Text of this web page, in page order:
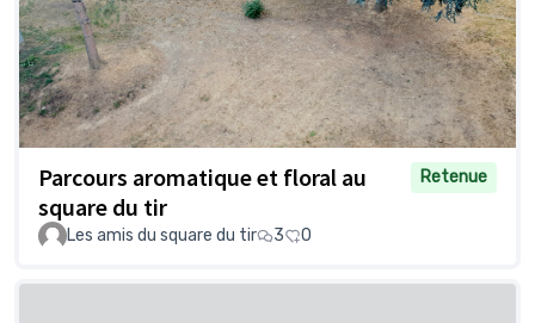
Parcours aromatique et floral au
square du tir
Retenue
Les amis du square du tir 3 0